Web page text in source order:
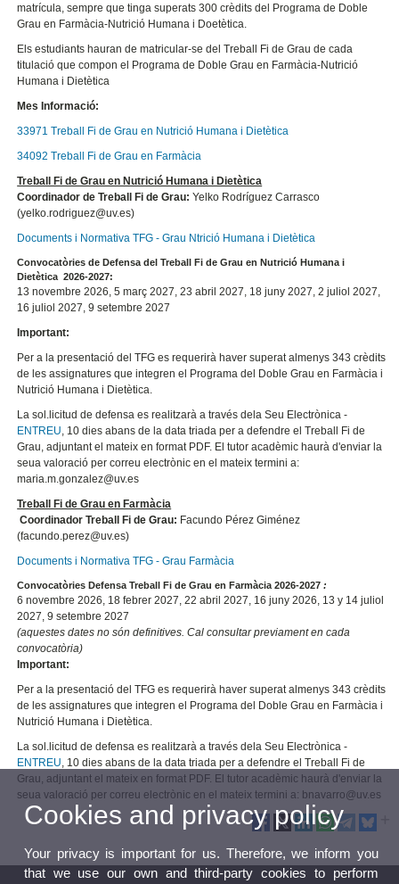
matrícula, sempre que tinga superats 300 crèdits del Programa de Doble
Grau en Farmàcia-Nutrició Humana i Doetètica.
Els estudiants hauran de matricular-se del Treball Fi de Grau de cada
titulació que compon el Programa de Doble Grau en Farmàcia-Nutrició
Humana i Dietètica
Mes Informació:
33971 Treball Fi de Grau en Nutrició Humana i Dietètica
34092 Treball Fi de Grau en Farmàcia
Treball Fi de Grau en Nutrició Humana i Dietètica
Coordinador de Treball Fi de Grau:Yelko Rodríguez Carrasco
(yelko.rodriguez@uv.es)
Documents i Normativa TFG - Grau Ntrició Humana i Dietètica
Convocatòries de Defensa del Treball Fi de Grau en Nutrició Humana i
Dietètica 2026-2027:
13 novembre 2026, 5 març 2027, 23 abril 2027, 18 juny 2027, 2 juliol 2027,
16 juliol 2027, 9 setembre 2027
Important:
Per a la presentació del TFG es requerirà haver superat almenys 343 crèdits
de les assignatures que integren el Programa del Doble Grau en Farmàcia i
Nutrició Humana i Dietètica.
La sol.licitud de defensa es realitzarà a través dela Seu Electrònica -
ENTREU, 10 dies abans de la data triada per a defendre el Treball Fi de
Grau, adjuntant el mateix en format PDF. El tutor acadèmic haurà d'enviar la
seua valoració per correu electrònic en el mateix termini a:
maria.m.gonzalez@uv.es
Treball Fi de Grau en Farmàcia
Coordinador Treball Fi de Grau: Facundo Pérez Giménez
(facundo.perez@uv.es)
Documents i Normativa TFG - Grau Farmàcia
Convocatòries Defensa Treball Fi de Grau en Farmàcia 2026-2027:
6 novembre 2026, 18 febrer 2027, 22 abril 2027, 16 juny 2026, 13 y 14 juliol
2027, 9 setembre 2027
(aquestes dates no són definitives. Cal consultar previament en cada
convocatòria)
Important:
Per a la presentació del TFG es requerirà haver superat almenys 343 crèdits
de les assignatures que integren el Programa del Doble Grau en Farmàcia i
Nutrició Humana i Dietètica.
La sol.licitud de defensa es realitzarà a través dela Seu Electrònica -
ENTREU , 10 dies abans de la data triada per a defendre el Treball Fi de
Grau, adjuntant el mateix en format PDF. El tutor acadèmic haurà d'enviar la
seua valoració per correu electrònic en el mateix termini a: bnavarro@uv.es
Cookies and privacy policy
Your privacy is important for us. Therefore, we inform you
that we use our own and third-party cookies to perform